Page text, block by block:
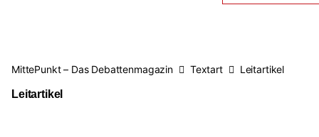
MittePunkt – Das Debattenmagazin Textart Leitartikel
Leitartikel